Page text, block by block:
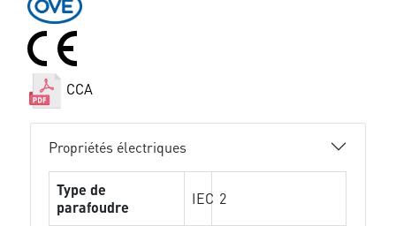
CCA
Propriétés électriques
Type de
parafoudre
IEC 2